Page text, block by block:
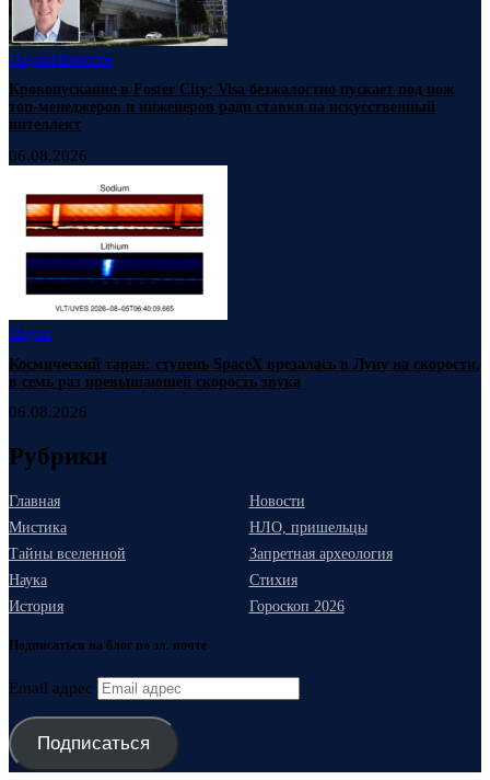
НаукаНовости
Кровопускание в Foster City: Visa безжалостно пускает под нож
топ-менеджеров и инженеров ради ставки на искусственный
интеллект
06.08.2026
Наука
Космический таран: ступень SpaceX врезалась в Луну на скорости,
в семь раз превышающей скорость звука
06.08.2026
Рубрики
Главная
Новости
Мистика
НЛО, пришельцы
Тайны вселенной
Запретная археология
Наука
Стихия
История
Гороскоп 2026
Подписаться на блог по эл. почте
Email адрес
Подписаться